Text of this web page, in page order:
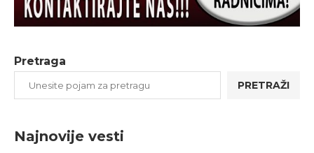
Pretraga
PRETRAŽI
Najnovije vesti